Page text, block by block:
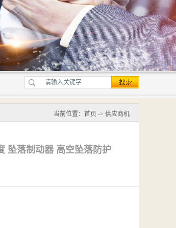
当前位置： 首页 -> 供应商机
坠落制动器 高空坠落防护